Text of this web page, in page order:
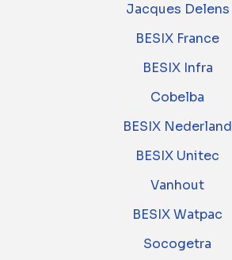
Jacques Delens
BESIX France
BESIX Infra
Cobelba
BESIX Nederland
BESIX Unitec
Vanhout
BESIX Watpac
Socogetra